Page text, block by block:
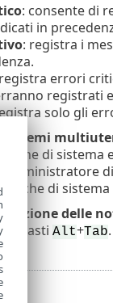
: consente di
in
: registra i
errori
registrati
solo gli
sistemi
di sistema
amministratore
di
delle
di tasti Alt+Tab.